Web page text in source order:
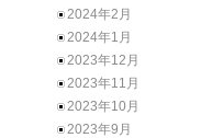
2024年2月
2024年1月
2023年12月
2023年11月
2023年10月
2023年9月